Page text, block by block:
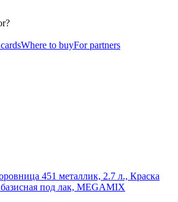
Where to buyFor partners
451 металлик, 2.7 л., Краска
под лак, MEGAMIX